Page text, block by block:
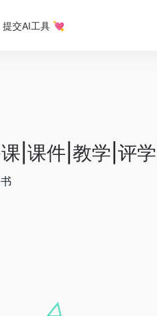
提交AI工具 💘
|课件|教学|评